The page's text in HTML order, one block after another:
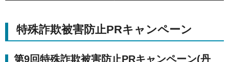
特殊詐欺被害防止PRキャンペーン
第9回特殊詐欺被害防止PRキャンペーン(丹